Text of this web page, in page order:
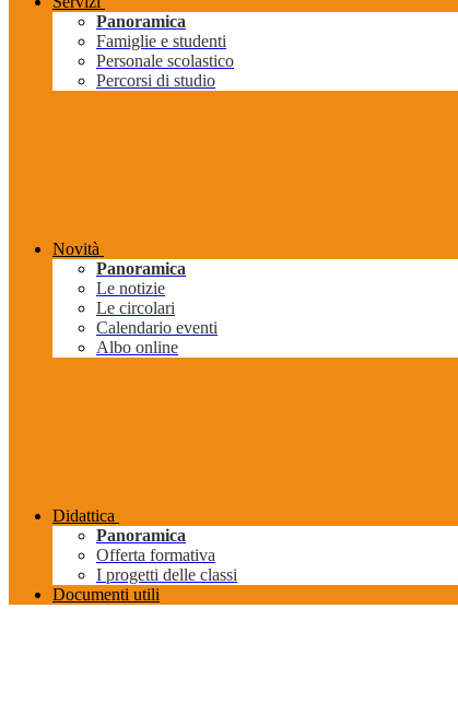
Panoramica
Famiglie e studenti
Personale scolastico
Percorsi di studio
Novità
Panoramica
Le notizie
Le circolari
Calendario eventi
Albo online
Didattica
Panoramica
Offerta formativa
I progetti delle classi
Documenti utili